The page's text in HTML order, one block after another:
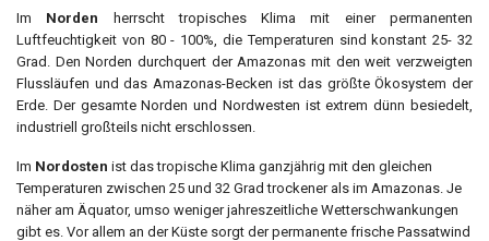
Im Norden herrscht tropisches Klima mit einer permanenten
Luftfeuchtigkeit von 80 - 100%, die Temperaturen sind konstant 25- 32
Grad. Den Norden durchquert der Amazonas mit den weit verzweigten
Flussläufen und das Amazonas-Becken ist das größte Ökosystem der
Erde. Der gesamte Norden und Nordwesten ist extrem dünn besiedelt,
industriell großteils nicht erschlossen.
Im Nordosten ist das tropische Klima ganzjährig mit den gleichen
Temperaturen zwischen 25 und 32 Grad trockener als im Amazonas. Je
näher am Äquator, umso weniger jahreszeitliche Wetterschwankungen
gibt es. Vor allem an der Küste sorgt der permanente frische Passatwind